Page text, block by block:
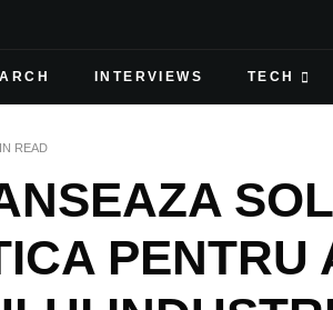
INTERVIEWS TECH
READ
PENTRU